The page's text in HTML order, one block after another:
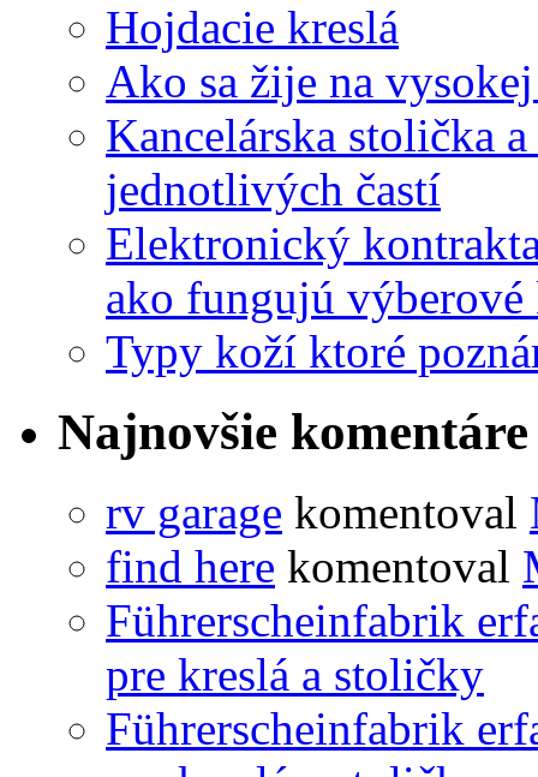
Hojdacie kreslá
Ako sa žije na
Kancelárska stolička
jednotlivých častí
Elektronický
ako fungujú výberové
Typy koží ktoré
Najnovšie komentáre
rv garage komentoval
find here komentoval
Führerscheinfabrik
pre kreslá a stoličky
Führerscheinfabrik